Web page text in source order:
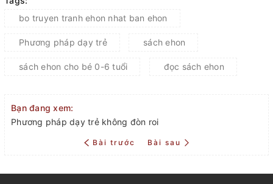
bo truyen tranh ehon nhat ban ehon
Phương pháp dạy trẻ sách ehon
sách ehon cho bé 0-6 tuổi đọc sách ehon
Bạn đang xem:
Phương pháp dạy trẻ không đòn roi
Bài trước Bài sau